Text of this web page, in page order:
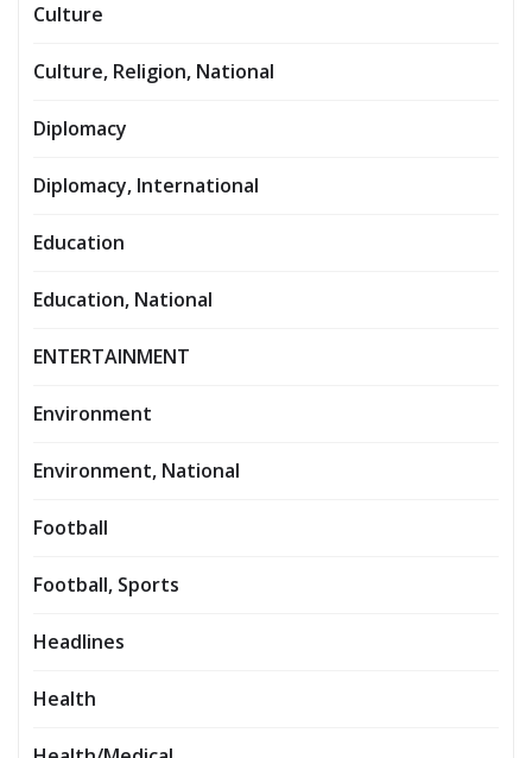
Culture
Culture, Religion, National
Diplomacy
Diplomacy, International
Education
Education, National
ENTERTAINMENT
Environment
Environment, National
Football
Football, Sports
Headlines
Health